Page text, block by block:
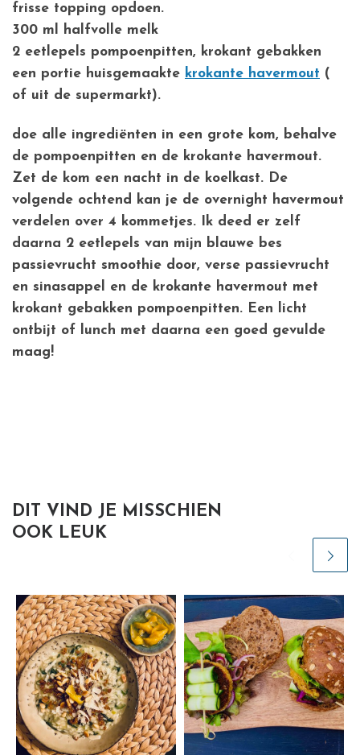
frisse topping opdoen.
300 ml halfvolle melk
2 eetlepels pompoenpitten, krokant gebakken
een portie huisgemaakte krokante havermout (
of uit de supermarkt).
doe alle ingrediënten in een grote kom, behalve
de pompoenpitten en de krokante havermout.
Zet de kom een nacht in de koelkast. De
volgende ochtend kan je de overnight havermout
verdelen over 4 kommetjes. Ik deed er zelf
daarna 2 eetlepels van mijn blauwe bes
passievrucht smoothie door, verse passievrucht
en sinasappel en de krokante havermout met
krokant gebakken pompoenpitten. Een licht
ontbijt of lunch met daarna een goed gevulde
maag!
DIT VIND JE MISSCHIEN
OOK LEUK